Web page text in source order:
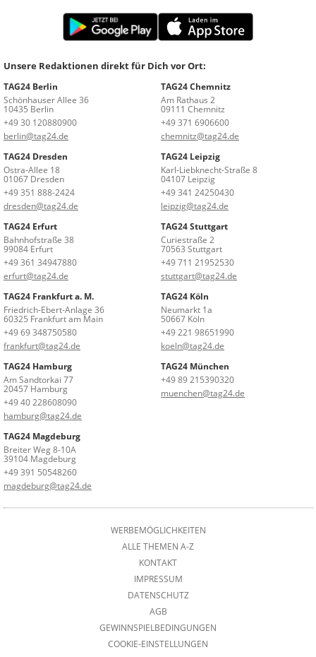
Unsere Redaktionen direkt für Dich vor Ort:
TAG24 Berlin
Schönhauser Allee 36
10435 Berlin
+49 30 120880900
berlin@tag24.de
TAG24 Chemnitz
Am Rathaus 2
09111 Chemnitz
+49 371 6906600
chemnitz@tag24.de
TAG24 Dresden
Ostra-Allee 18
01067 Dresden
+49 351 888-2424
dresden@tag24.de
TAG24 Leipzig
Karl-Liebknecht-Straße 8
04107 Leipzig
+49 341 24250430
leipzig@tag24.de
TAG24 Erfurt
Bahnhofstraße 38
99084 Erfurt
+49 361 34947880
erfurt@tag24.de
TAG24 Stuttgart
Curiestraße 2
70563 Stuttgart
+49 711 21952530
stuttgart@tag24.de
TAG24 Frankfurt a. M.
Friedrich-Ebert-Anlage 36
60325 Frankfurt am Main
+49 69 348750580
frankfurt@tag24.de
TAG24 Köln
Neumarkt 1a
50667 Köln
+49 221 98651990
koeln@tag24.de
TAG24 Hamburg
Am Sandtorkai 77
20457 Hamburg
+49 40 228608090
hamburg@tag24.de
TAG24 München
+49 89 215390320
muenchen@tag24.de
TAG24 Magdeburg
Breiter Weg 8-10A
39104 Magdeburg
+49 391 50548260
magdeburg@tag24.de
WERBEMÖGLICHKEITEN
ALLE THEMEN A-Z
KONTAKT
IMPRESSUM
DATENSCHUTZ
AGB
GEWINNSPIELBEDINGUNGEN
COOKIE-EINSTELLUNGEN